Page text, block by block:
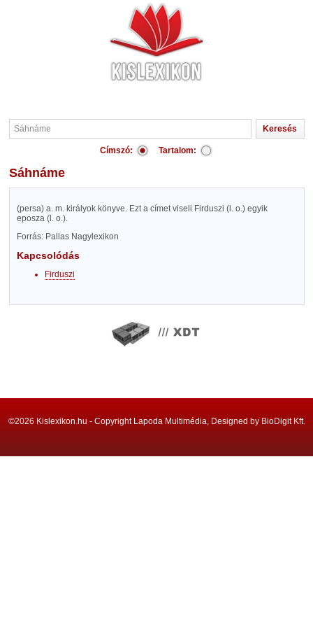
Címszó: Tartalom:
Sáhnáme
(persa) a. m. királyok könyve. Ezt a címet viseli Firduszi (l. o.) egyik
eposza (l. o.).
Forrás: Pallas Nagylexikon
Kapcsolódás
Firduszi
©2026 Kislexikon.hu - Copyright Lapoda Multimédia, Designed by BioDigit Kft.